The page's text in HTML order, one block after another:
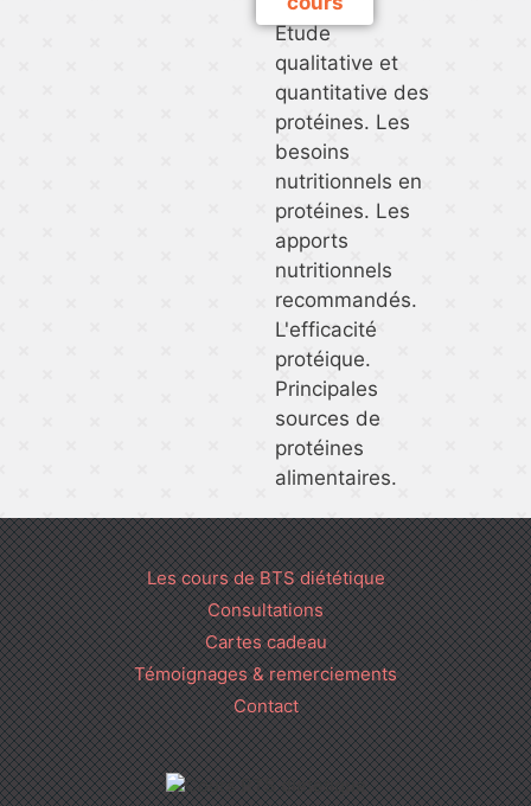
Etude
qualitative et
quantitative des
protéines. Les
besoins
nutritionnels en
protéines. Les
apports
nutritionnels
recommandés.
L'efficacité
protéique.
Principales
sources de
protéines
alimentaires.
Les cours de BTS diététique
Consultations
Cartes cadeau
Témoignages & remerciements
Contact